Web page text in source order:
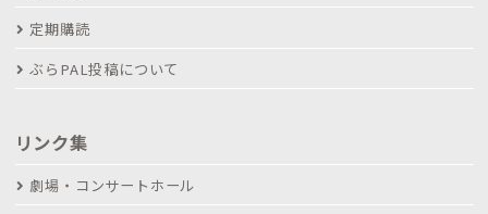
定期購読
ぶらPAL投稿について
リンク集
劇場・コンサートホール